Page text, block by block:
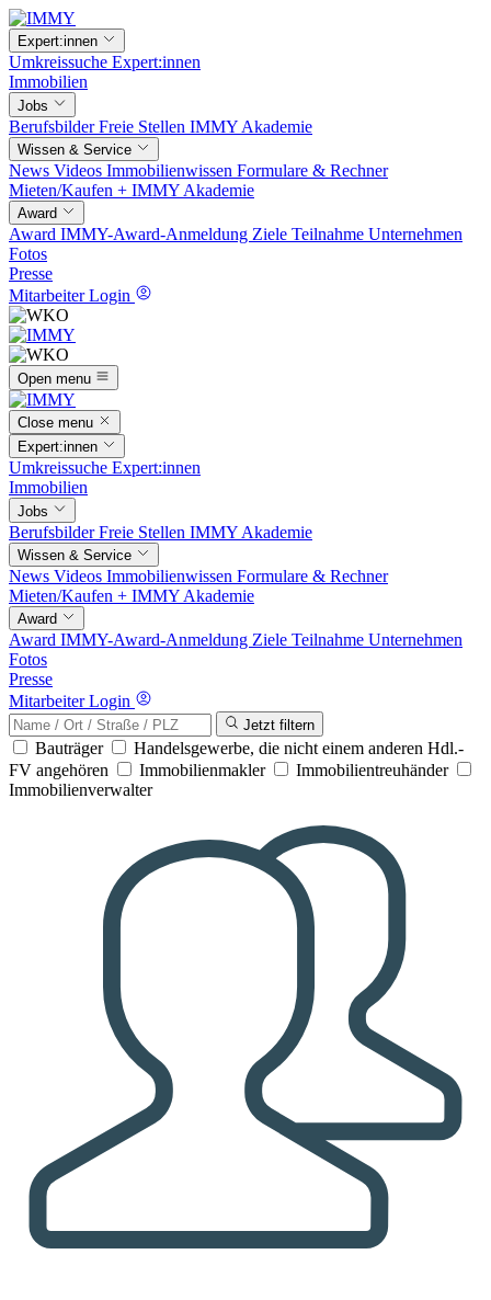
Expert:innen
Umkreissuche Expert:innen
Immobilien
Jobs
BerufsbilderFreie Stellen IMMY Akademie
Wissen & Service
News Videos Immobilienwissen Formulare & Rechner
Mieten/Kaufen + IMMY Akademie
Award
Award IMMY-Award-Anmeldung Ziele Teilnahme Unternehmen
Fotos
Presse
Mitarbeiter Login
Open menu
Close menu
Expert:innen
Umkreissuche Expert:innen
Immobilien
Jobs
BerufsbilderFreie Stellen IMMY Akademie
Wissen & Service
News Videos Immobilienwissen Formulare & Rechner
Mieten/Kaufen + IMMY Akademie
Award
Award IMMY-Award-Anmeldung Ziele Teilnahme Unternehmen
Fotos
Presse
Mitarbeiter Login
Jetzt filtern
Bauträger
Handelsgewerbe, die nicht einem anderen Hdl.-
FV angehören
Immobilienmakler
Immobilientreuhänder
Immobilienverwalter